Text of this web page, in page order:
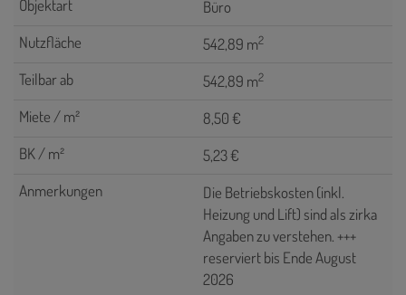
Büro
542,89 m2
542,89 m2
8,50 €
5,23 €
Die Betriebskosten (inkl.
Heizung und Lift) sind als zirka
Angaben zu verstehen. +++
reserviert bis Ende August
2026